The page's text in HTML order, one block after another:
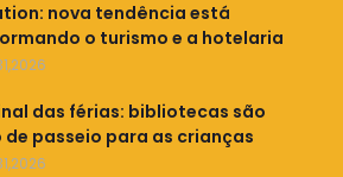
nova tendência está
o turismo e a hotelaria
das férias: bibliotecas são
de passeio para as crianças